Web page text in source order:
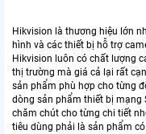
Hikvision là thương hiệu lớn
hình và các thiết bị hỗ trợ
Hikvision luôn có chất lượng
thị trường mà giá cả lại rất
sản phẩm phù hợp cho từng
dòng sản phẩm thiết bị mạng
chăm chút cho từng chi tiết
tiêu dùng phải là sản phẩm